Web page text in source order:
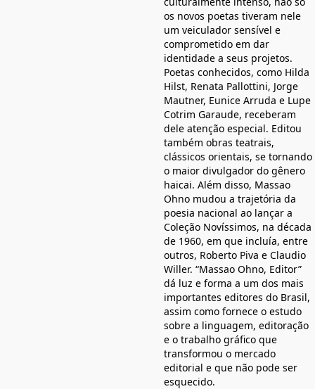
os novos poetas tiveram nele
um veiculador sensível e
comprometido em dar
identidade a seus projetos.
Poetas conhecidos, como Hilda
Hilst, Renata Pallottini, Jorge
Mautner, Eunice Arruda e Lupe
Cotrim Garaude, receberam
dele atenção especial. Editou
também obras teatrais,
clássicos orientais, se tornando
o maior divulgador do gênero
haicai. Além disso, Massao
Ohno mudou a trajetória da
poesia nacional ao lançar a
Coleção Novíssimos, na década
de 1960, em que incluía, entre
outros, Roberto Piva e Claudio
Willer. “Massao Ohno, Editor”
dá luz e forma a um dos mais
importantes editores do Brasil,
assim como fornece o estudo
sobre a linguagem, editoração
e o trabalho gráfico que
transformou o mercado
editorial e que não pode ser
esquecido.